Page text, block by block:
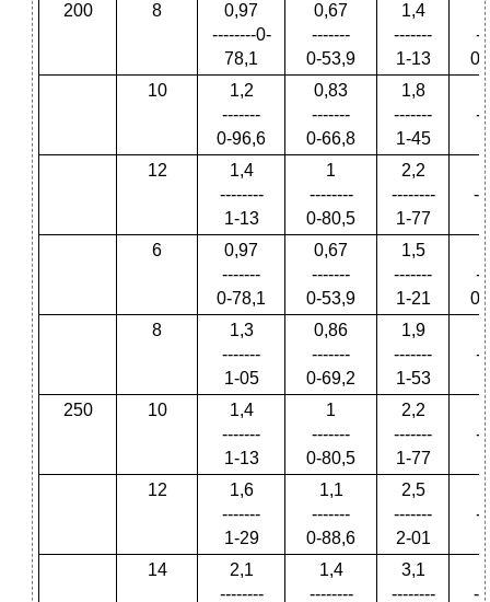
200
8
0,97
--------0-
78,1
0,67
-------
0-53,9
1,4
-------
1-13
0-
10
1,2
-------
0-96,6
0,83
-------
0-66,8
1,8
-------
1-45
12
1,4
--------
1-13
1
--------
0-80,5
2,2
--------
1-77
6
0,97
-------
0-78,1
0,67
-------
0-53,9
1,5
-------
1-21
0-
8
1,3
-------
1-05
0,86
-------
0-69,2
1,9
-------
1-53
250
10
1,4
-------
1-13
1
-------
0-80,5
2,2
-------
1-77
12
1,6
-------
1-29
1,1
-------
0-88,6
2,5
-------
2-01
14
2,1
--------
1,4
--------
3,1
--------